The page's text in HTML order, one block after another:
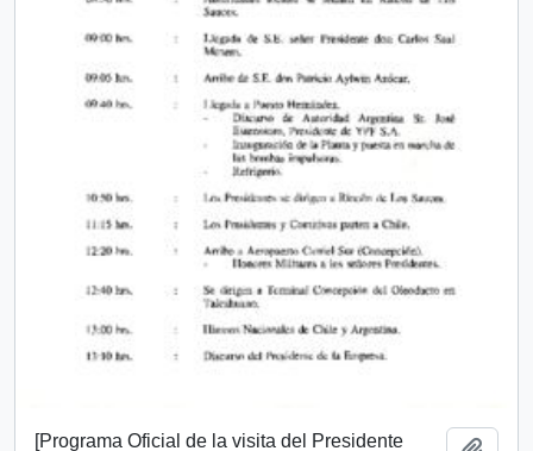
[Programa Oficial de la visita del Presidente